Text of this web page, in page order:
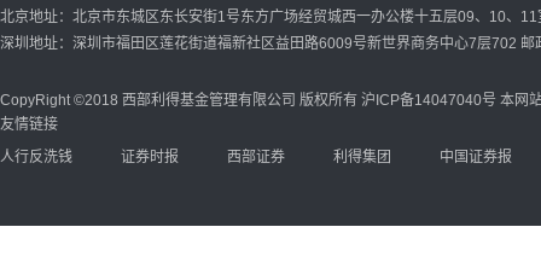
北京地址：北京市东城区东长安街1号东方广场经贸城西一办公楼十五层09、10、
深圳地址：深圳市福田区莲花街道福新社区益田路6009号新世界商务中心7层702
CopyRight ©2018 西部利得基金管理有限公司 版权所有 沪ICP备14047040号 本网
友情链接
人行反洗钱
证券时报 西部证券 利得集团 中国证券报